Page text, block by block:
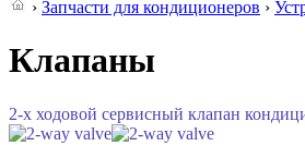
› Запчасти для кондиционеров ›
Клапаны
2-х ходовой сервисный клапан